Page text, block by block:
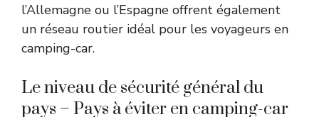
l’Allemagne ou l’Espagne offrent également
un réseau routier idéal pour les voyageurs en
camping-car.
Le niveau de sécurité général du
pays – Pays à éviter en camping-car